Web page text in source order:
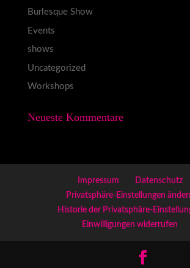
Burlesque Show
Events
shows
Uncategorized
Workshops
Neueste Kommentare
Impressum
Datenschutz
Privatsphäre-Einstellungen
Historie der Privatsphäre-
Einwilligungen widerrufen